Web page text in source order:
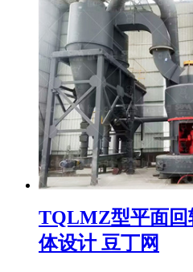
TQLMZ型平面回
体设计 豆丁网